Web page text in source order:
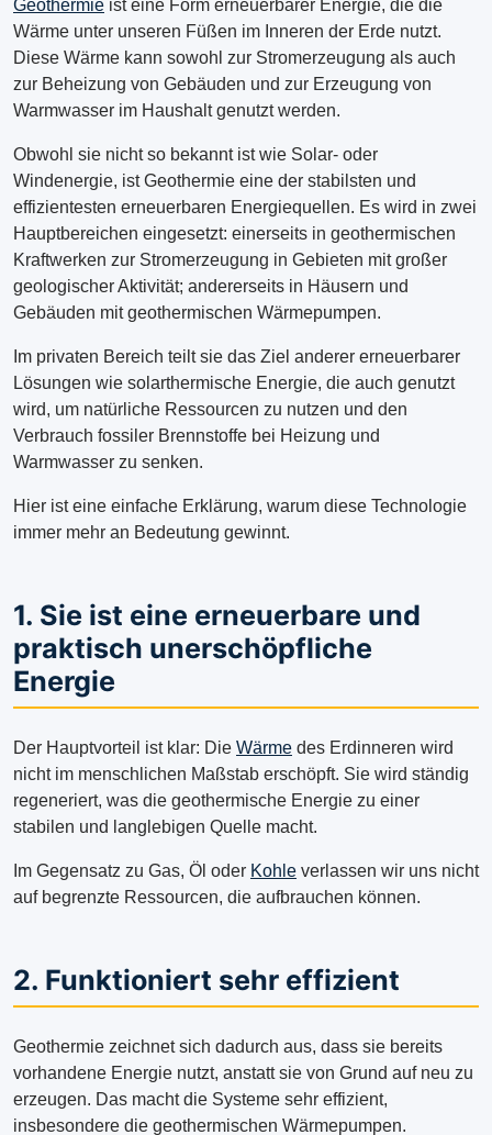
Geothermie ist eine Form erneuerbarer Energie, die die
Wärme unter unseren Füßen im Inneren der Erde nutzt.
Diese Wärme kann sowohl zur Stromerzeugung als auch
zur Beheizung von Gebäuden und zur Erzeugung von
Warmwasser im Haushalt genutzt werden.
Obwohl sie nicht so bekannt ist wie Solar- oder
Windenergie, ist Geothermie eine der stabilsten und
effizientesten erneuerbaren Energiequellen. Es wird in zwei
Hauptbereichen eingesetzt: einerseits in geothermischen
Kraftwerken zur Stromerzeugung in Gebieten mit großer
geologischer Aktivität; andererseits in Häusern und
Gebäuden mit geothermischen Wärmepumpen.
Im privaten Bereich teilt sie das Ziel anderer erneuerbarer
Lösungen wie solarthermische Energie, die auch genutzt
wird, um natürliche Ressourcen zu nutzen und den
Verbrauch fossiler Brennstoffe bei Heizung und
Warmwasser zu senken.
Hier ist eine einfache Erklärung, warum diese Technologie
immer mehr an Bedeutung gewinnt.
1. Sie ist eine erneuerbare und
praktisch unerschöpfliche
Energie
Der Hauptvorteil ist klar: Die Wärme des Erdinneren wird
nicht im menschlichen Maßstab erschöpft. Sie wird ständig
regeneriert, was die geothermische Energie zu einer
stabilen und langlebigen Quelle macht.
Im Gegensatz zu Gas, Öl oder Kohle verlassen wir uns nicht
auf begrenzte Ressourcen, die aufbrauchen können.
2. Funktioniert sehr effizient
Geothermie zeichnet sich dadurch aus, dass sie bereits
vorhandene Energie nutzt, anstatt sie von Grund auf neu zu
erzeugen. Das macht die Systeme sehr effizient,
insbesondere die geothermischen Wärmepumpen.